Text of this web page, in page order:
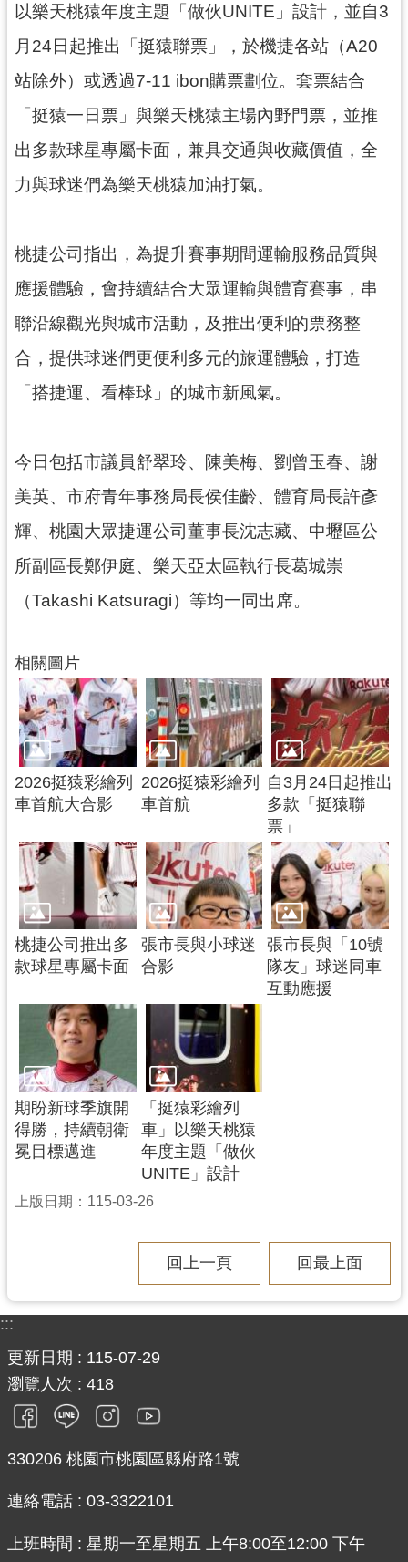
園
市
政
府
入
口
網
私
權
政
策
網
站
安
策
政
府
網
站
料
宣
告
以樂天桃猿年度主題「做伙UNITE」設計，並自3
月24日起推出「挺猿聯票」，於機捷各站（A20
站除外）或透過7-11 ibon購票劃位。套票結合
「挺猿一日票」與樂天桃猿主場內野門票，並推
出多款球星專屬卡面，兼具交通與收藏價值，全
力與球迷們為樂天桃猿加油打氣。
桃捷公司指出，為提升賽事期間運輸服務品質與
應援體驗，會持續結合大眾運輸與體育賽事，串
聯沿線觀光與城市活動，及推出便利的票務整
合，提供球迷們更便利多元的旅運體驗，打造
「搭捷運、看棒球」的城市新風氣。
今日包括市議員舒翠玲、陳美梅、劉曾玉春、謝
美英、市府青年事務局長侯佳齡、體育局長許彥
輝、桃園大眾捷運公司董事長沈志藏、中壢區公
所副區長鄭伊庭、樂天亞太區執行長葛城崇
（Takashi Katsuragi）等均一同出席。
相關圖片
2026挺猿彩繪列
車首航大合影
2026挺猿彩繪列
車首航
自3月24日起推出
多款「挺猿聯
票」
桃捷公司推出多
款球星專屬卡面
張市長與小球迷
合影
張市長與「10號
隊友」球迷同車
互動應援
期盼新球季旗開
得勝，持續朝衛
冕目標邁進
「挺猿彩繪列
車」以樂天桃猿
年度主題「做伙
UNITE」設計
上版日期：115-03-26
回上一頁 回最上面
:::
更新日期
115-07-29
瀏覽人次
418
330206 桃園市桃園區縣府路1號
連絡電話 : 03-3322101
上班時間 : 星期一至星期五 上午8:00至12:00 下午